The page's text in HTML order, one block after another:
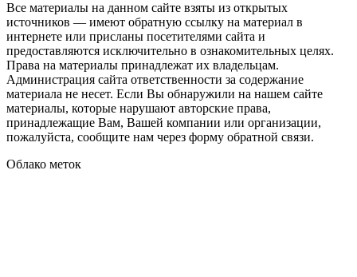
Все материалы на данном сайте взяты из открытых
источников — имеют обратную ссылку на материал в
интернете или присланы посетителями сайта и
предоставляются исключительно в ознакомительных целях.
Права на материалы принадлежат их владельцам.
Администрация сайта ответственности за содержание
материала не несет. Если Вы обнаружили на нашем сайте
материалы, которые нарушают авторские права,
принадлежащие Вам, Вашей компании или организации,
пожалуйста, сообщите нам через форму обратной связи.
Облако меток